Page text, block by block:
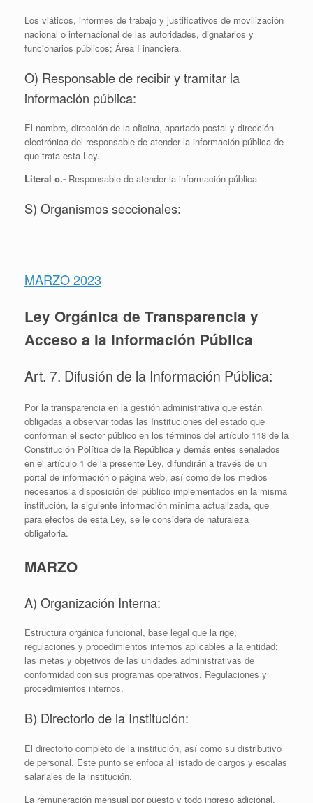
Los viáticos, informes de trabajo y justificativos de movilización
nacional o internacional de las autoridades, dignatarios y
funcionarios públicos; Área Financiera.
O) Responsable de recibir y tramitar la
información pública:
El nombre, dirección de la oficina, apartado postal y dirección
electrónica del responsable de atender la información pública de
que trata esta Ley.
Literal o.- Responsable de atender la información pública
S) Organismos seccionales:
MARZO 2023
Ley Orgánica de Transparencia y
Acceso a la Información Pública
Art. 7. Difusión de la Información Pública:
Por la transparencia en la gestión administrativa que están
obligadas a observar todas las Instituciones del estado que
conforman el sector público en los términos del artículo 118 de la
Constitución Política de la República y demás entes señalados
en el artículo 1 de la presente Ley, difundirán a través de un
portal de información o página web, así como de los medios
necesarios a disposición del público implementados en la misma
institución, la siguiente información mínima actualizada, que
para efectos de esta Ley, se le considera de naturaleza
obligatoria.
MARZO
A) Organización Interna:
Estructura orgánica funcional, base legal que la rige,
regulaciones y procedimientos internos aplicables a la entidad;
las metas y objetivos de las unidades administrativas de
conformidad con sus programas operativos, Regulaciones y
procedimientos internos.
B) Directorio de la Institución:
El directorio completo de la institución, así como su distributivo
de personal. Este punto se enfoca al listado de cargos y escalas
salariales de la institución.
La remuneración mensual por puesto y todo ingreso adicional,